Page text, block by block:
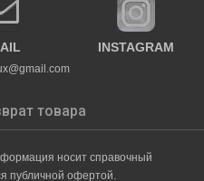
INSTAGRAM
товара
носит справочный
публичной офертой.